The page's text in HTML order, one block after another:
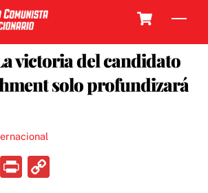
victoria del candidato
solo profundizará
W P